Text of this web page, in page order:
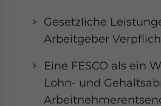
Gesetzliche
Arbeitgeber
Eine FESCO als ein
Lohn- und